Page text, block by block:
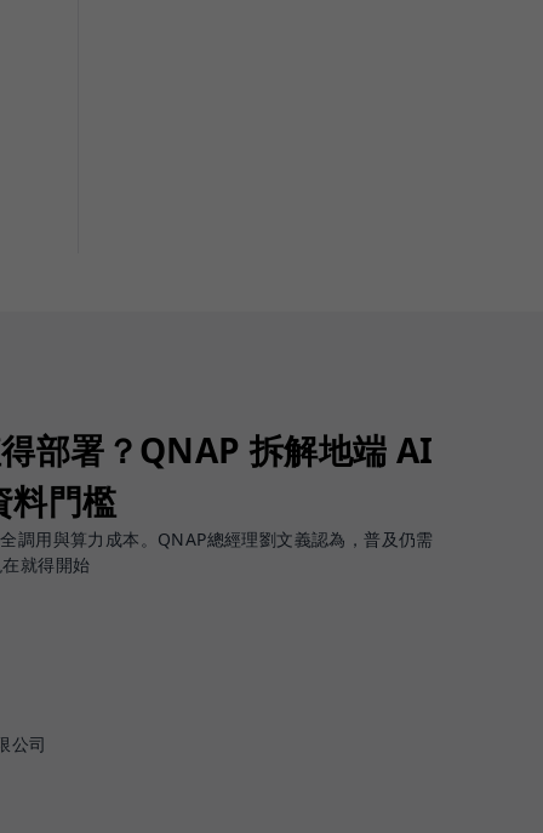
部署？QNAP 拆解地端 AI
料門檻
調用與算力成本。QNAP總經理劉文義認為，普及仍需
就得開始
公司